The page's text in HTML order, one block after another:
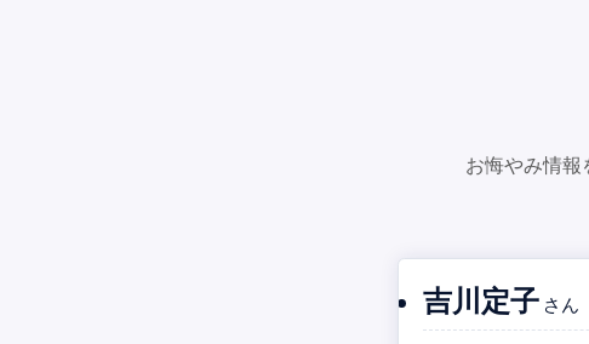
お悔やみ情報
吉川定子 さん